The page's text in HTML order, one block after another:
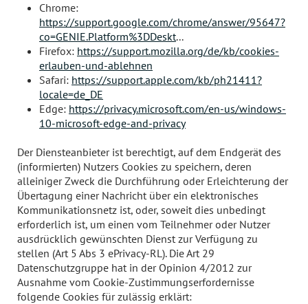
Chrome:
https://support.google.com/chrome/answer/95647?
co=GENIE.Platform%3DDeskt...
Firefox: https://support.mozilla.org/de/kb/cookies-
erlauben-und-ablehnen
Safari: https://support.apple.com/kb/ph21411?
locale=de_DE
Edge: https://privacy.microsoft.com/en-us/windows-
10-microsoft-edge-and-privacy
Der Diensteanbieter ist berechtigt, auf dem Endgerät des
(informierten) Nutzers Cookies zu speichern, deren
alleiniger Zweck die Durchführung oder Erleichterung der
Übertagung einer Nachricht über ein elektronisches
Kommunikationsnetz ist, oder, soweit dies unbedingt
erforderlich ist, um einen vom Teilnehmer oder Nutzer
ausdrücklich gewünschten Dienst zur Verfügung zu
stellen (Art 5 Abs 3 ePrivacy-RL). Die Art 29
Datenschutzgruppe hat in der Opinion 4/2012 zur
Ausnahme vom Cookie-Zustimmungserfordernisse
folgende Cookies für zulässig erklärt: